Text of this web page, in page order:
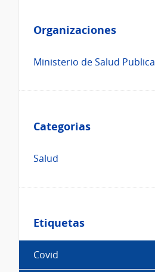
Organizaciones
Organizaciones
Ministerio de Salud Publica
Categorias
Categorias
Salud
Etiquetas
Etiquetas
Covid